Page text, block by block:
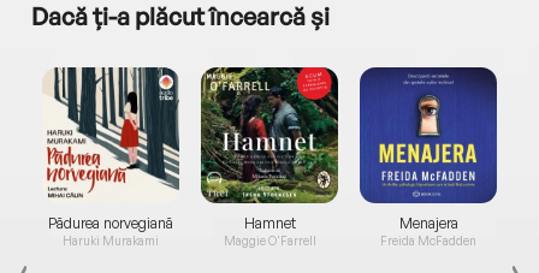
Dacă ți-a plăcut încearcă și
Pădurea norvegiană
Haruki Murakami
Hamnet
Maggie O'Farrell
Menajera
Freida McFadden